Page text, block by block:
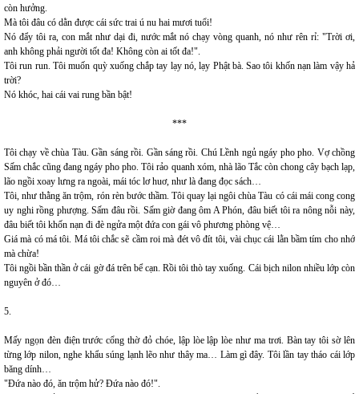
còn hưởng.
Mà tôi đâu có dằn được cái sức trai ú nu hai mươi tuổi!
Nó đẩy tôi ra, con mắt như dại đi, nước mắt nó chạy vòng quanh, nó như rên rỉ: "Trời ơi,
anh không phải người tốt đa! Không còn ai tốt đa!".
Tôi run run. Tôi muốn quỳ xuống chắp tay lạy nó, lạy Phật bà. Sao tôi khốn nạn làm vậy hả
trời?
Nó khóc, hai cái vai rung bần bật!
***
Tôi chạy về chùa Tàu. Gần sáng rồi. Gần sáng rồi. Chú Lềnh ngủ ngáy pho pho. Vợ chồng
Sấm chắc cũng đang ngáy pho pho. Tôi rảo quanh xóm, nhà lão Tắc còn chong cây bạch lạp,
lão ngồi xoay lưng ra ngoài, mái tóc lơ huơ, như là đang đọc sách…
Tôi, như thằng ăn trộm, rón rèn bước thầm. Tôi quay lại ngôi chùa Tàu có cái mái cong cong
uy nghi rồng phượng. Sấm đâu rồi. Sấm giờ đang ôm A Phón, đâu biết tôi ra nông nỗi này,
đâu biết tôi khốn nạn đi đè ngửa một đứa con gái vô phương phòng vệ…
Giá mà có má tôi. Má tôi chắc sẽ cầm roi mà đét vô đít tôi, vài chục cái lằn bầm tím cho nhớ
mà chừa!
Tôi ngồi bần thần ở cái gờ đá trên bể cạn. Rồi tôi thò tay xuống. Cái bịch nilon nhiều lớp còn
nguyên ở đó…
5.
Mấy ngọn đèn điện trước cổng thờ đỏ chóe, lập lòe lập lòe như ma trơi. Bàn tay tôi sờ lên
từng lớp nilon, nghe khẩu súng lạnh lẽo như thây ma… Làm gì đây. Tôi lần tay tháo cái lớp
băng dính…
"Đứa nào đó, ăn trộm hử? Đứa nào đó!".